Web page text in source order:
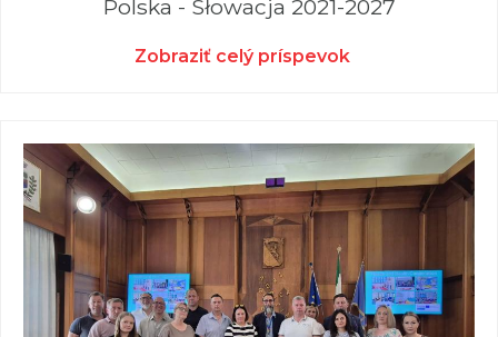
Polska - Słowacja 2021-2027
Zobraziť celý príspevok